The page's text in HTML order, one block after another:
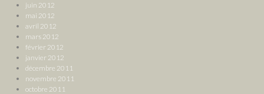
juin 2012
mai 2012
avril 2012
mars 2012
février 2012
janvier 2012
décembre 2011
novembre 2011
octobre 2011